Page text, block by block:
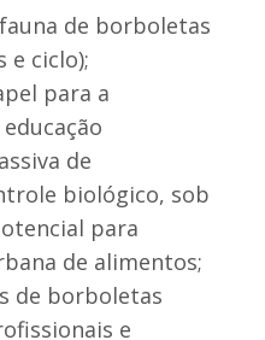
de borboletas
e ciclo);
para a
de
biológico, sob
para
de alimentos;
de borboletas
e